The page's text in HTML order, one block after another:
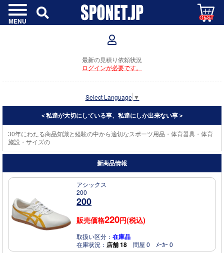
MENU GEST
最新の見積り依頼状況
ログインが必要です。
Select Language ▼
＜私達が大切にしている事、私達にしか出来ない事＞
30年にわたる商品知識と経験の中から適切なスポーツ用品・体育器具・体育
施設・サイズのご提案をさせ
新商品情報
アシックス
200
200
販売価格220円(税込)
取扱い区分：在庫品
在庫状況： 店舗 18 問屋 0 ﾒｰｶｰ 0